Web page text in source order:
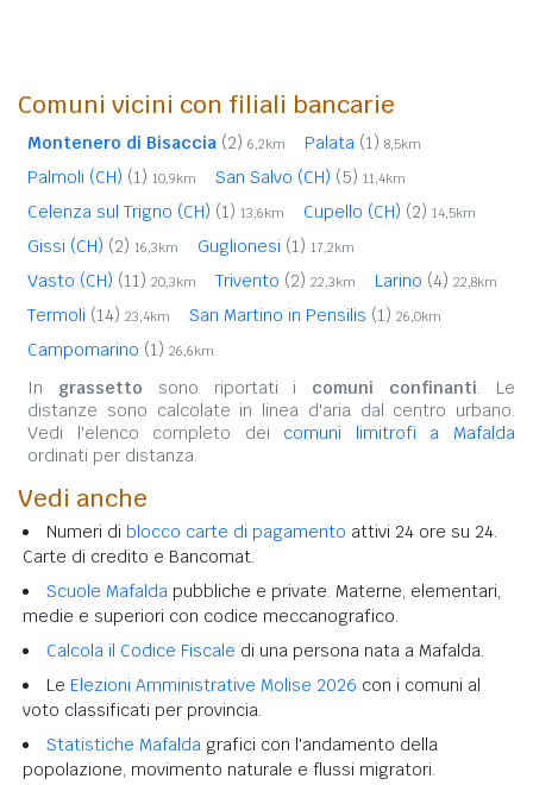
Comuni vicini con filiali bancarie
Montenero di Bisaccia (2) 6,2km Palata (1) 8,5km
Palmoli (CH) (1) 10,9km San Salvo (CH) (5) 11,4km
Celenza sul Trigno (CH) (1) 13,6km Cupello (CH) (2) 14,5km
Gissi (CH) (2) 16,3km Guglionesi (1) 17,2km
Vasto (CH) (11) 20,3km Trivento (2) 22,3km Larino (4) 22,8km
Termoli (14) 23,4km San Martino in Pensilis (1) 26,0km
Campomarino (1) 26,6km
In grassetto sono riportati i comuni confinanti. Le
distanze sono calcolate in linea d'aria dal centro urbano.
Vedi l'elenco completo dei comuni limitrofi a Mafalda
ordinati per distanza.
Vedi anche
Numeri di blocco carte di pagamento attivi 24 ore su 24.
Carte di credito e Bancomat.
Scuole Mafalda pubbliche e private. Materne, elementari,
medie e superiori con codice meccanografico.
Calcola il Codice Fiscale di una persona nata a Mafalda.
Le Elezioni Amministrative Molise 2026 con i comuni al
voto classificati per provincia.
Statistiche Mafalda grafici con l'andamento della
popolazione, movimento naturale e flussi migratori.